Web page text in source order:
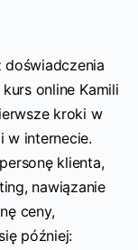
online Kamili
kroki w
internecie.
klienta,
nawiązanie
ceny,
później: